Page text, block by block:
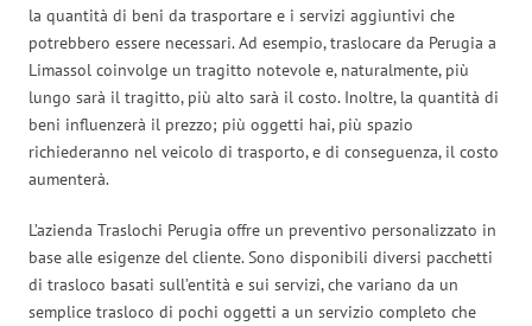
la quantità di beni da trasportare e i servizi aggiuntivi che
potrebbero essere necessari. Ad esempio, traslocare da Perugia a
Limassol coinvolge un tragitto notevole e, naturalmente, più
lungo sarà il tragitto, più alto sarà il costo. Inoltre, la quantità di
beni influenzerà il prezzo; più oggetti hai, più spazio
richiederanno nel veicolo di trasporto, e di conseguenza, il costo
aumenterà.
L’azienda Traslochi Perugia offre un preventivo personalizzato in
base alle esigenze del cliente. Sono disponibili diversi pacchetti
di trasloco basati sull’entità e sui servizi, che variano da un
semplice trasloco di pochi oggetti a un servizio completo che